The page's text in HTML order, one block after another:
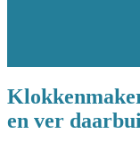
en ver